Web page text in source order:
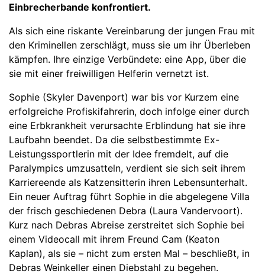
Einbrecherbande konfrontiert.
Als sich eine riskante Vereinbarung der jungen Frau mit
den Kriminellen zerschlägt, muss sie um ihr Überleben
kämpfen. Ihre einzige Verbündete: eine App, über die
sie mit einer freiwilligen Helferin vernetzt ist.
Sophie (Skyler Davenport) war bis vor Kurzem eine
erfolgreiche Profiskifahrerin, doch infolge einer durch
eine Erbkrankheit verursachte Erblindung hat sie ihre
Laufbahn beendet. Da die selbstbestimmte Ex-
Leistungssportlerin mit der Idee fremdelt, auf die
Paralympics umzusatteln, verdient sie sich seit ihrem
Karriereende als Katzensitterin ihren Lebensunterhalt.
Ein neuer Auftrag führt Sophie in die abgelegene Villa
der frisch geschiedenen Debra (Laura Vandervoort).
Kurz nach Debras Abreise zerstreitet sich Sophie bei
einem Videocall mit ihrem Freund Cam (Keaton
Kaplan), als sie – nicht zum ersten Mal – beschließt, in
Debras Weinkeller einen Diebstahl zu begehen.